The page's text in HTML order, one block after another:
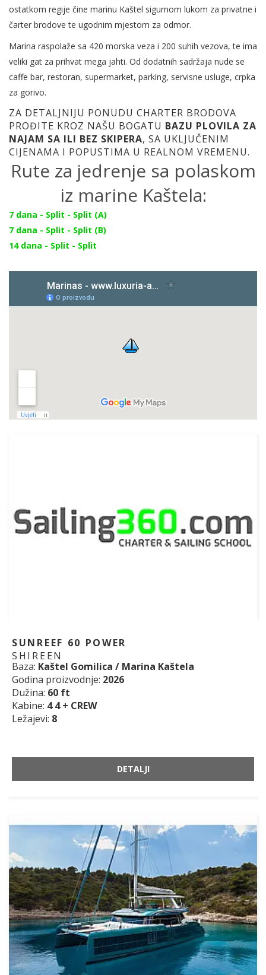
ostatkom regije čine marinu Kaštel sigurnom lukom za privatne i
čarter brodove te ugodnim mjestom za odmor.
Marina raspolaže sa 420 morska veza i 200 suhih vezova, te ima
veliki gat za prihvat mega jahti. Od dodatnih sadržaja nude se
caffe bar, restoran, supermarket, parking, servisne usluge, crpka
za gorivo.
ZA DETALJNIJU PONUDU CHARTER BRODOVA
PROĐITE KROZ NAŠU BOGATU BAZU PLOVILA ZA
NAJAM SA ILI BEZ SKIPERA, SA UKLJUČENIM
CIJENAMA I POPUSTIMA U REALNOM VREMENU.
Rute za jedrenje sa polaskom
iz marine Kaštela:
7 dana - Split - Split (A)
7 dana - Split - Split (B)
14 dana - Split - Split
SUNREEF 60 POWER
SHIREEN
Baza: Kaštel Gomilica / Marina Kaštela
Godina proizvodnje: 2026
Dužina: 60 ft
Kabine: 4 4 + CREW
Ležajevi: 8
DETALJI